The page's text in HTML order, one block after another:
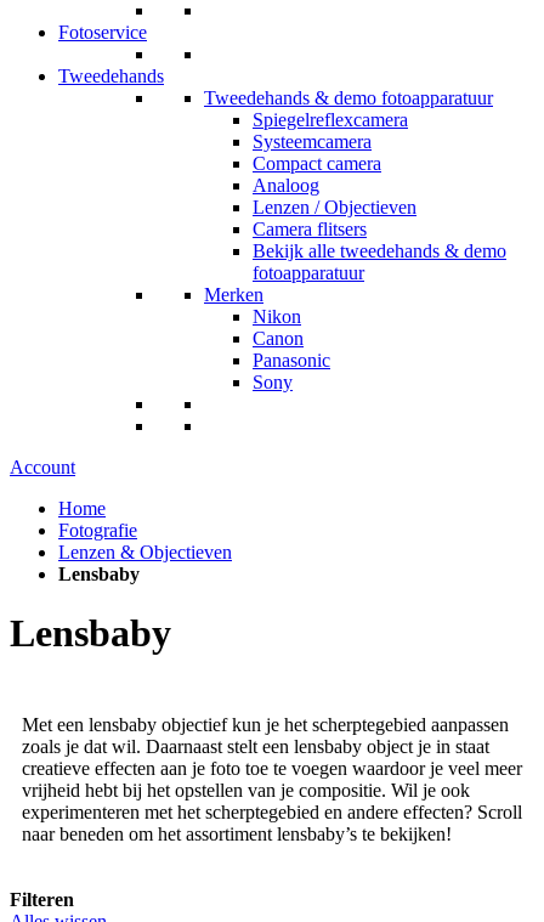
Fotoservice
Tweedehands
Tweedehands & demo fotoapparatuur
Spiegelreflexcamera
Systeemcamera
Compact camera
Analoog
Lenzen / Objectieven
Camera flitsers
Bekijk alle tweedehands & demo
fotoapparatuur
Merken
Nikon
Canon
Panasonic
Sony
Account
Home
Fotografie
Lenzen & Objectieven
Lensbaby
Lensbaby
Met een lensbaby objectief kun je het scherptegebied aanpassen
zoals je dat wil. Daarnaast stelt een lensbaby object je in staat
creatieve effecten aan je foto toe te voegen waardoor je veel meer
vrijheid hebt bij het opstellen van je compositie. Wil je ook
experimenteren met het scherptegebied en andere effecten? Scroll
naar beneden om het assortiment lensbaby’s te bekijken!
Filteren